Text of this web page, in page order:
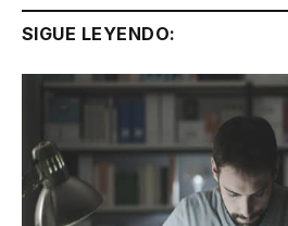
SIGUE LEYENDO: